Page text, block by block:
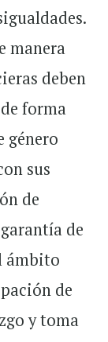
manera
deben
forma
género
sus
de
de
ámbito
de
y toma